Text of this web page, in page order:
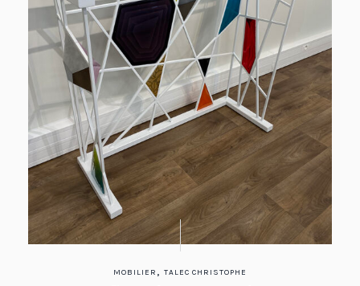
MOBILIER ,TALEC CHRISTOPHE